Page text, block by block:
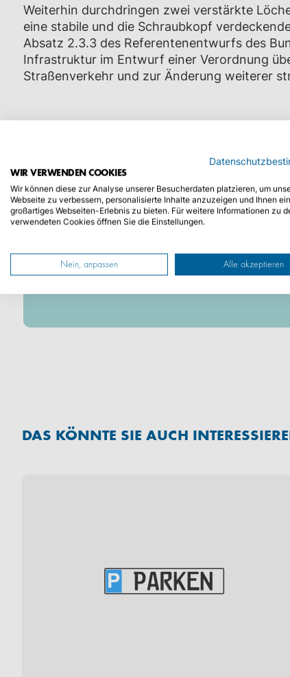
Weiterhin durchdringen zwei verstärkte
eine stabile und die Schraubkopf
Absatz 2.3.3 des Referentenentwurfs des
Infrastruktur im Entwurf einer Verordnung
Straßenverkehr und zur Änderung weiterer
SIE WOLLEN
Beauftragen Sie bei uns
Keinen Urlaubstag
DAS KÖNNTE SIE AUCH
WIR VERWENDEN COOKIES
Wir können diese zur Analyse unserer Besucherdaten platzieren, um
Webseite zu verbessern, personalisierte Inhalte anzuzeigen und Ihnen ein
großartiges Webseiten-Erlebnis zu bieten. Für weitere Informationen zu
verwendeten Cookies öffnen Sie die Einstellungen.
Nein, anpassen Alle akzeptieren